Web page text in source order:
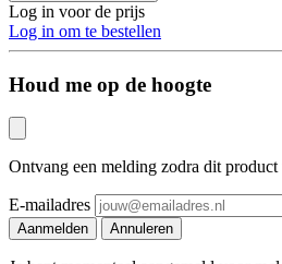
Log in voor de prijs
Log in om te bestellen
Houd me op de hoogte
Ontvang een melding zodra dit
E-mailadres
Aanmelden Annuleren